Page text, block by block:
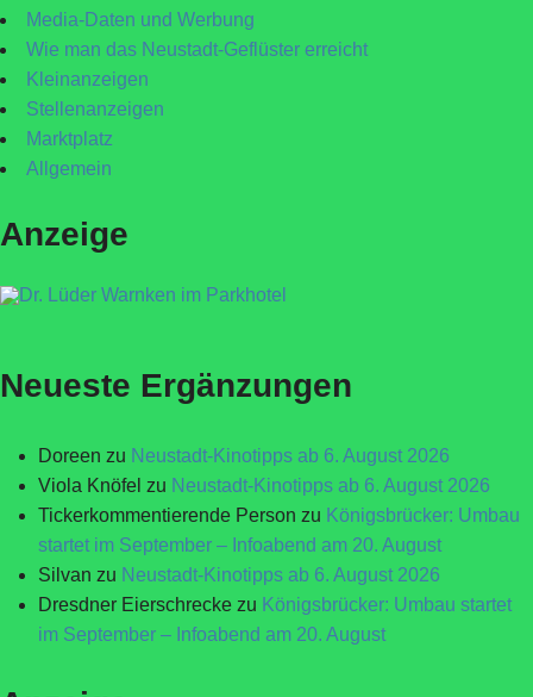
Media-Daten und Werbung
Wie man das Neustadt-Geflüster erreicht
Kleinanzeigen
Stellenanzeigen
Marktplatz
Allgemein
Anzeige
Neueste Ergänzungen
Doreen zu Neustadt-Kinotipps ab 6. August 2026
Viola Knöfel zu Neustadt-Kinotipps ab 6. August 2026
Tickerkommentierende Person zu Königsbrücker: Umbau
startet im September – Infoabend am 20. August
Silvan zu Neustadt-Kinotipps ab 6. August 2026
Dresdner Eierschrecke zu Königsbrücker: Umbau startet
im September – Infoabend am 20. August